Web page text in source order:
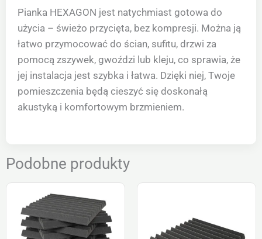
Pianka HEXAGON jest natychmiast gotowa do
użycia – świeżo przycięta, bez kompresji. Można ją
łatwo przymocować do ścian, sufitu, drzwi za
pomocą zszywek, gwoździ lub kleju, co sprawia, że
jej instalacja jest szybka i łatwa. Dzięki niej, Twoje
pomieszczenia będą cieszyć się doskonałą
akustyką i komfortowym brzmieniem.
Podobne produkty